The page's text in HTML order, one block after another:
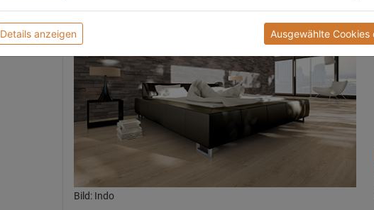
Bild: Indo
Details anzeigen Ausgewählte Cookies